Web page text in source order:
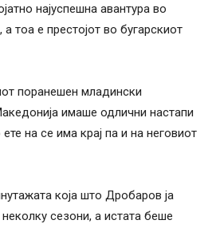
најуспешна авантура во
тоа е престојот во бугарскиот
поранешен младински
имаше одлични настапи
на се има крај па и на неговиот
која што Дробаров ја
сезони, а истата беше